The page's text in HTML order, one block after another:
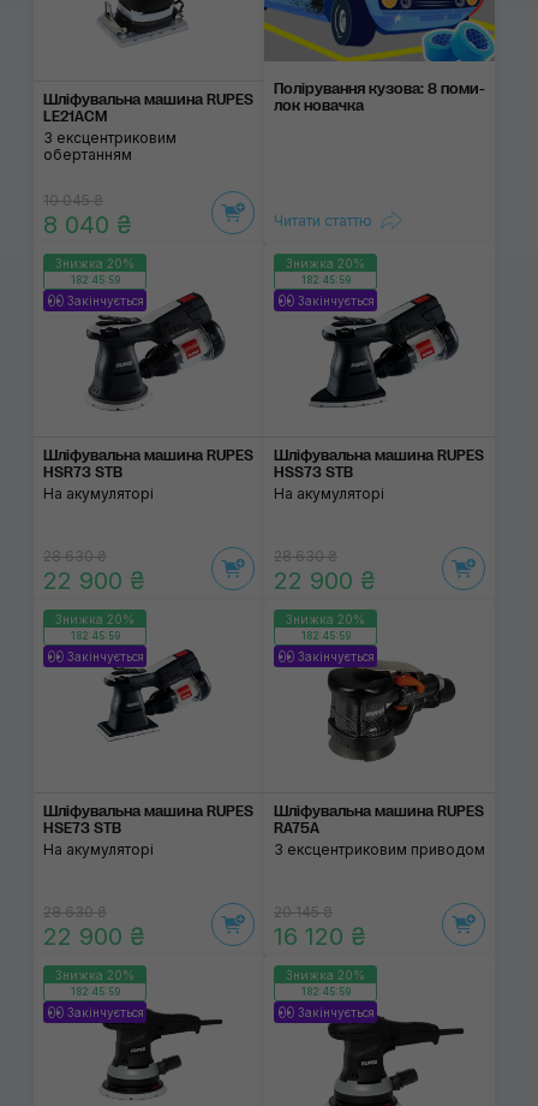
Шліфувальна машина RUPES
LE21AСM
З ексцентриковим
обертанням
10 045 ₴
8 040 ₴
Поліруван­ня кузо­ва: 8 поми­
лок нова­чка
Читати статтю
Знижка 20%
182:45:59
Закінчується
Шліфувальна машина RUPES
HSR73 STB
На акумуляторі
28 630 ₴
22 900 ₴
Знижка 20%
182:45:59
Закінчується
Шліфувальна машина RUPES
HSS73 STB
На акумуляторі
28 630 ₴
22 900 ₴
Знижка 20%
182:45:59
Закінчується
Шліфувальна машина RUPES
HSE73 STB
На акумуляторі
28 630 ₴
22 900 ₴
Знижка 20%
182:45:59
Закінчується
Шліфувальна машина RUPES
RA75A
З ексцентриковим приводом
20 145 ₴
16 120 ₴
Знижка 20%
182:45:59
Закінчується
Знижка 20%
182:45:59
Закінчується